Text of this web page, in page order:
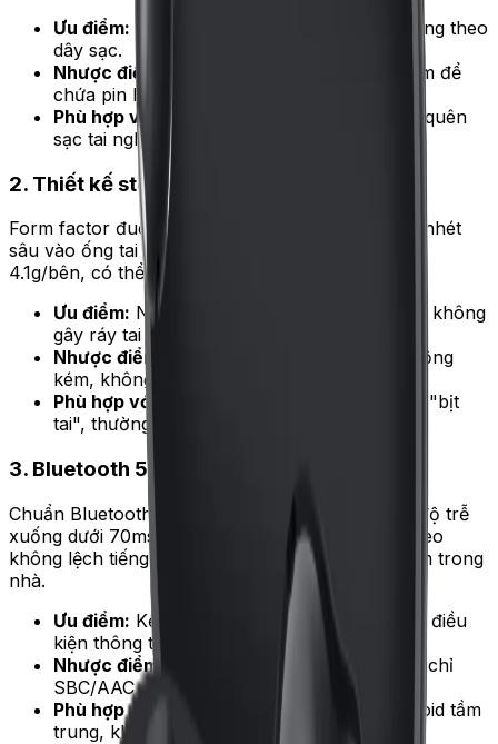
Ưu điểm: Đi du lịch 3-4 ngày không cần mang theo
dây sạc.
Nhược điểm:
Hộp sạc dày hơn AirPods 2mm để
chứa pin lớn.
Phù hợp với ai:
Người di chuyển nhiều, hay quên
sạc tai nghe.
2. Thiết kế stem mở giống AirPods
Form factor đuôi (stem) ngắn 28mm, không cần nhét
sâu vào ống tai như earbud silicone. Đeo nhẹ chỉ
4.1g/bên, có thể đeo liên tục 6 giờ không mỏi.
Ưu điểm: Người mới đeo không bị áp lực tai, không
gây ráy tai bít.
Nhược điểm:
Không kín nên cách âm thụ động
kém, không hợp môi trường ồn.
Phù hợp với ai:
Người không thích cảm giác "bịt
tai", thường đi xe hoặc đường ồn vừa phải.
3. Bluetooth 5.4 — ổn định và độ trễ thấp
Chuẩn Bluetooth 5.4 mới ra cuối 2023, cải thiện độ trễ
xuống dưới 70ms (đủ chơi game thường, xem video
không lệch tiếng), phạm vi kết nối ổn định 10-15m trong
nhà.
Ưu điểm: Kết nối nhanh, không bị giật trong điều
kiện thông thường.
Nhược điểm:
Không hỗ trợ aptX hay LDAC, chỉ
SBC/AAC.
Phù hợp với ai:
Người dùng điện thoại Android tầm
trung, không nghe nhạc lossless.